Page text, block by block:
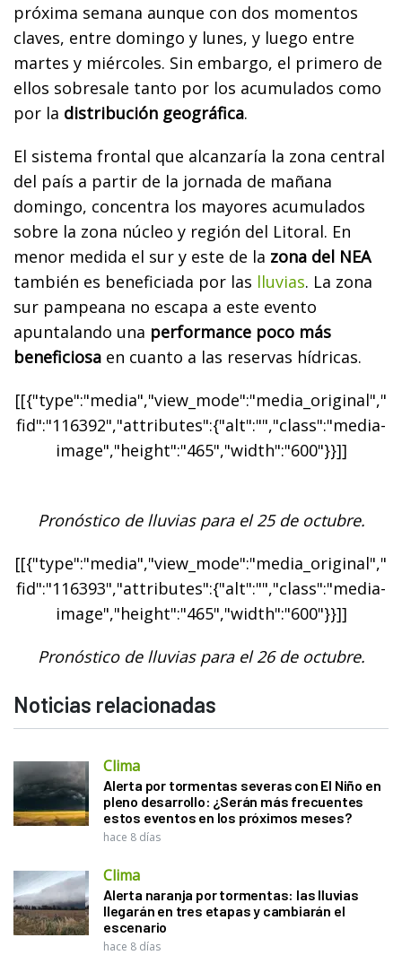
próxima semana aunque con dos momentos
claves, entre domingo y lunes, y luego entre
martes y miércoles. Sin embargo, el primero de
ellos sobresale tanto por los acumulados como
por la distribución geográfica.
El sistema frontal que alcanzaría la zona central
del país a partir de la jornada de mañana
domingo, concentra los mayores acumulados
sobre la zona núcleo y región del Litoral. En
menor medida el sur y este de la zona del NEA
también es beneficiada por las lluvias. La zona
sur pampeana no escapa a este evento
apuntalando una performance poco más
beneficiosa en cuanto a las reservas hídricas.
[[{"type":"media","view_mode":"media_original","
fid":"116392","attributes":{"alt":"","class":"media-
image","height":"465","width":"600"}}]]
Pronóstico de lluvias para el 25 de octubre.
[[{"type":"media","view_mode":"media_original","
fid":"116393","attributes":{"alt":"","class":"media-
image","height":"465","width":"600"}}]]
Pronóstico de lluvias para el 26 de octubre.
Noticias relacionadas
Clima
Alerta por tormentas severas con El Niño en
pleno desarrollo: ¿Serán más frecuentes
estos eventos en los próximos meses?
hace 8 días
Clima
Alerta naranja por tormentas: las lluvias
llegarán en tres etapas y cambiarán el
escenario
hace 8 días